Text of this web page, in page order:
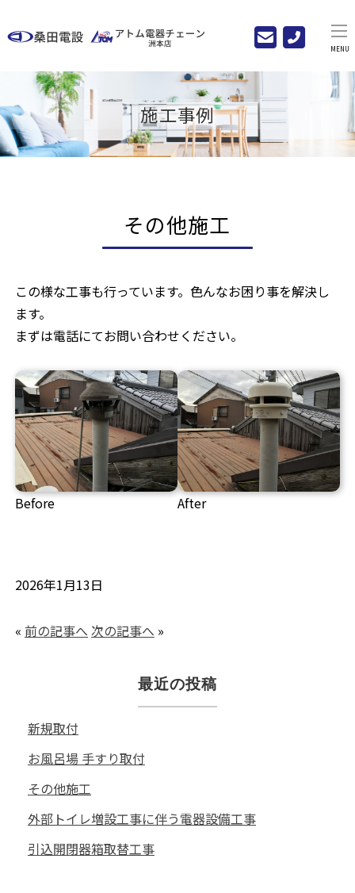
MENU
施工事例
その他施工
この様な工事も行っています。色んなお困り事を解決し
ます。
まずは電話にてお問い合わせください。
Before After
2026年1月13日
« 前の記事へ 次の記事へ »
最近の投稿
新規取付
お風呂場 手すり取付
その他施工
外部トイレ増設工事に伴う電器設備工事
引込開閉器箱取替工事